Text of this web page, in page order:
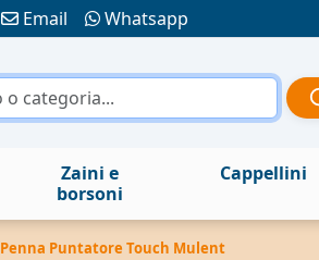
Email Whatsapp
Zaini e
borsoni
Cappellini
Penna Puntatore Touch Mulent